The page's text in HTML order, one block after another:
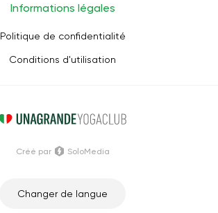
Informations légales
Politique de confidentialité
Conditions d'utilisation
Changer de langue
Créé par SoloMedia